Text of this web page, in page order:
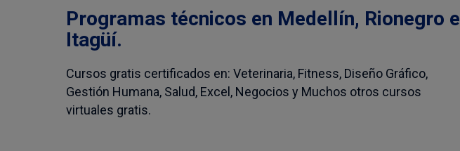
Programas técnicos en Medellín, Rionegro e
Itagüí.
Cursos gratis certificados en: Veterinaria, Fitness, Diseño Gráfico,
Gestión Humana, Salud, Excel, Negocios y Muchos otros cursos
virtuales gratis.